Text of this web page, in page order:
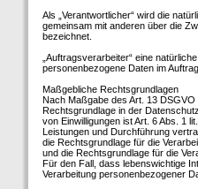
Als „Verantwortlicher“ wird die
gemeinsam mit anderen über die
bezeichnet.
„Auftragsverarbeiter“ eine
personenbezogene Daten im
Maßgebliche Rechtsgrundlagen
Nach Maßgabe des Art. 13
Rechtsgrundlage in der
von Einwilligungen ist Art. 6 Abs. 1
Leistungen und Durchführung
die Rechtsgrundlage für die
und die Rechtsgrundlage für die
Für den Fall, dass lebenswichtige
Verarbeitung personenbezogener